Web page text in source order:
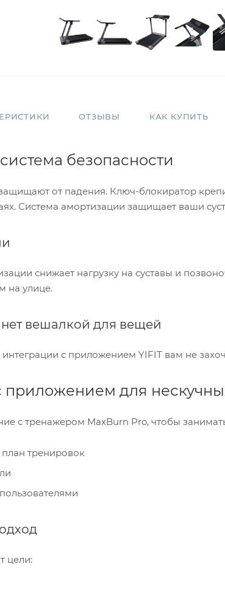
ОТЗЫВЫ КАК КУПИТЬ
безопасности
от падения. Ключ-блокиратор
Система амортизации защищает ваши
снижает нагрузку на суставы и
на улице.
вешалкой для вещей
с приложением YIFIT вам не
приложением для
с тренажером MaxBurn Pro, чтобы
тренировок
цели: